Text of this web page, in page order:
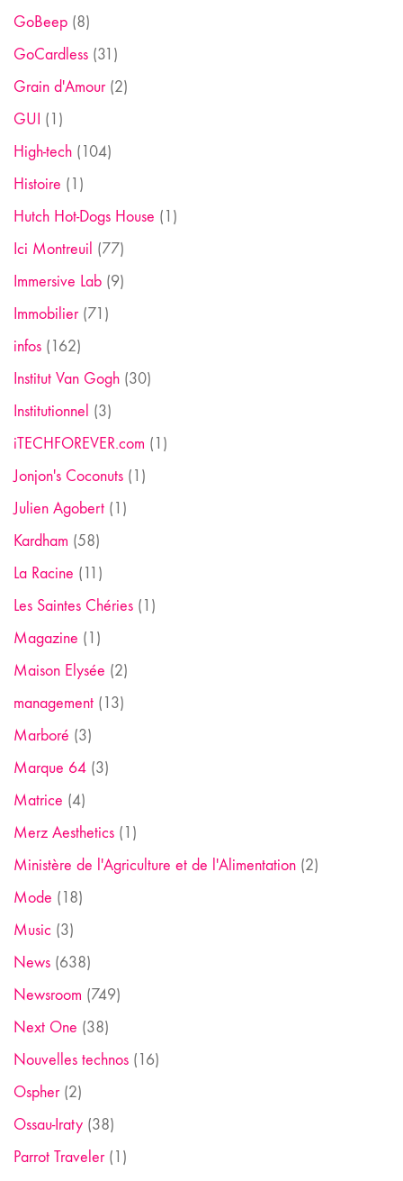
GoBeep (8)
GoCardless (31)
Grain d'Amour(2)
GUI (1)
High-tech (104)
Histoire (1)
Hutch Hot-Dogs House (1)
Ici Montreuil (77)
Immersive Lab (9)
Immobilier(71)
infos (162)
Institut Van Gogh (30)
Institutionnel (3)
iTECHFOREVER.com (1)
Jonjon's Coconuts (1)
Julien Agobert (1)
Kardham (58)
La Racine (11)
Les Saintes Chéries (1)
Magazine (1)
Maison Elysée (2)
management (13)
Marboré (3)
Marque 64 (3)
Matrice (4)
Merz Aesthetics (1)
Ministère de l'Agriculture et de l'Alimentation (2)
Mode (18)
Music (3)
News (638)
Newsroom (749)
Next One (38)
Nouvelles technos (16)
Ospher(2)
Ossau-Iraty (38)
Parrot Traveler(1)